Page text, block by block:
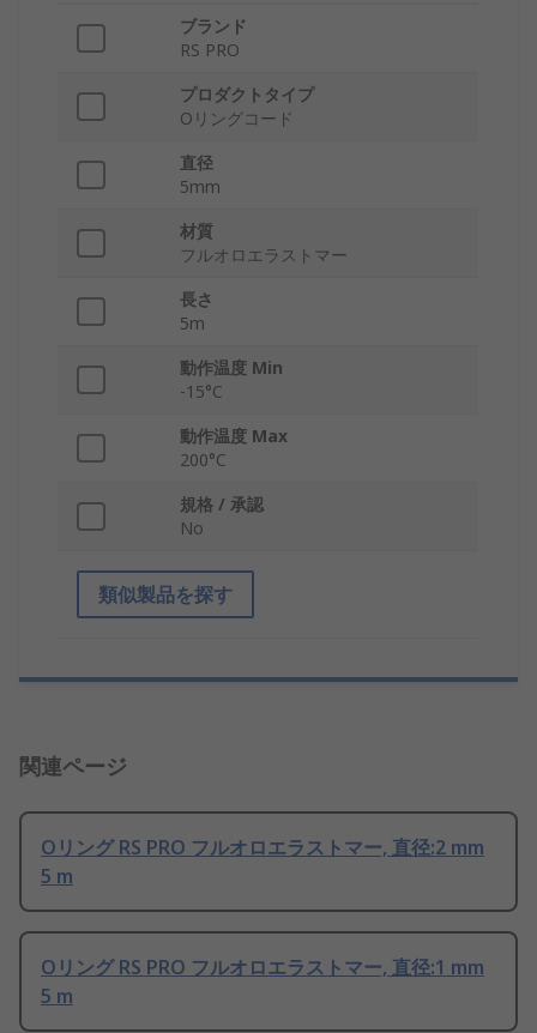
ブランド
RS PRO
プロダクトタイプ
Oリングコード
直径
5mm
材質
フルオロエラストマー
長さ
5m
動作温度 Min
-15°C
動作温度 Max
200°C
規格 / 承認
No
類似製品を探す
関連ページ
Oリング RS PRO フルオロエラストマー, 直径:2 mm
5 m
Oリング RS PRO フルオロエラストマー, 直径:1 mm
5 m